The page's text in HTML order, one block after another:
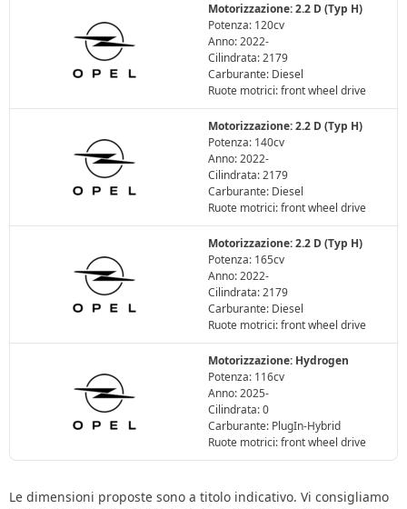
Motorizzazione: 2.2 D (Typ H)
Potenza: 120cv
Anno: 2022-
Cilindrata: 2179
Carburante: Diesel
Ruote motrici: front wheel drive
Motorizzazione: 2.2 D (Typ H)
Potenza: 140cv
Anno: 2022-
Cilindrata: 2179
Carburante: Diesel
Ruote motrici: front wheel drive
Motorizzazione: 2.2 D (Typ H)
Potenza: 165cv
Anno: 2022-
Cilindrata: 2179
Carburante: Diesel
Ruote motrici: front wheel drive
Motorizzazione: Hydrogen
Potenza: 116cv
Anno: 2025-
Cilindrata: 0
Carburante: PlugIn-Hybrid
Ruote motrici: front wheel drive
Le dimensioni proposte sono a titolo indicativo. Vi consigliamo